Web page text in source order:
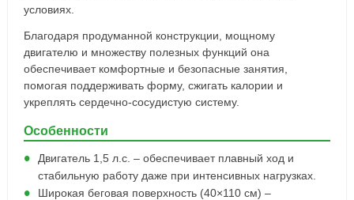
условиях.
Благодаря продуманной конструкции, мощному
двигателю и множеству полезных функций она
обеспечивает комфортные и безопасные занятия,
помогая поддерживать форму, сжигать калории и
укреплять сердечно-сосудистую систему.
Особенности
Двигатель 1,5 л.с. – обеспечивает плавный ход и
стабильную работу даже при интенсивных нагрузках.
Широкая беговая поверхность (40×110 см) –